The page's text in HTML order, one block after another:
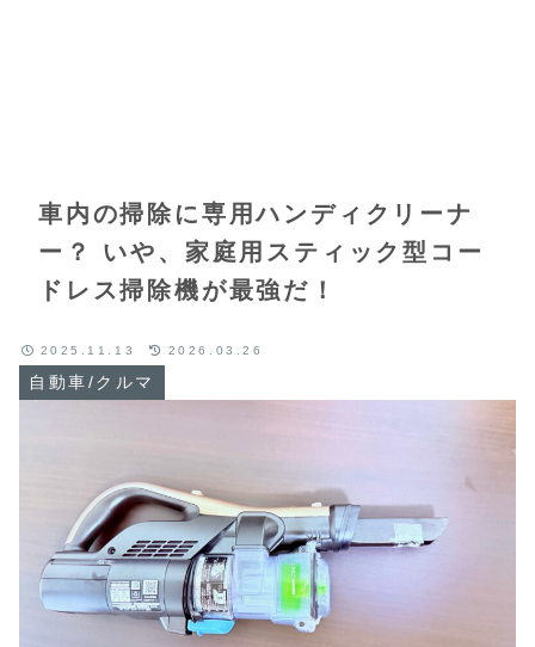
車内の掃除に専用ハンディクリーナ
ー？ いや、家庭用スティック型コー
ドレス掃除機が最強だ！
自動車/クルマ
2025.11.13 2026.03.26